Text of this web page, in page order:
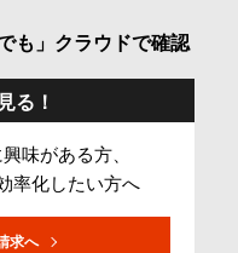
も」クラウドで確認
る！​
味がある方、
率化したい方へ
求へ